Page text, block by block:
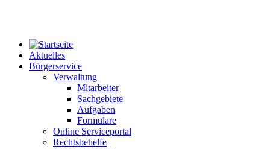
Aktuelles
Bürgerservice
Verwaltung
Mitarbeiter
Sachgebiete
Aufgaben
Formulare
Online Serviceportal
Rechtsbehelfe